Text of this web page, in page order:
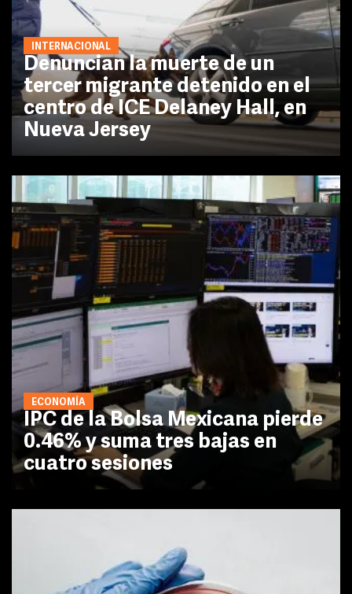
INTERNACIONAL
Denuncian la muerte de un
tercer migrante detenido en el
centro de ICE Delaney Hall, en
Nueva Jersey
ECONOMÍA
IPC de la Bolsa Mexicana pierde
0.46% y suma tres bajas en
cuatro sesiones